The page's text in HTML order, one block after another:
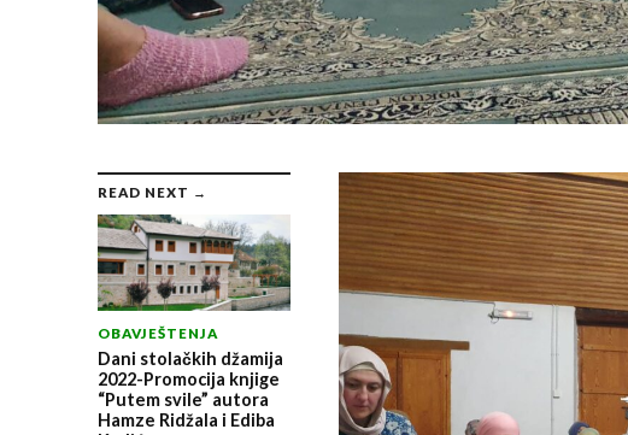
READ NEXT →
OBAVJEŠTENJA
Dani stolačkih džamija
2022-Promocija knjige
“Putem svile” autora
Hamze Ridžala i Ediba